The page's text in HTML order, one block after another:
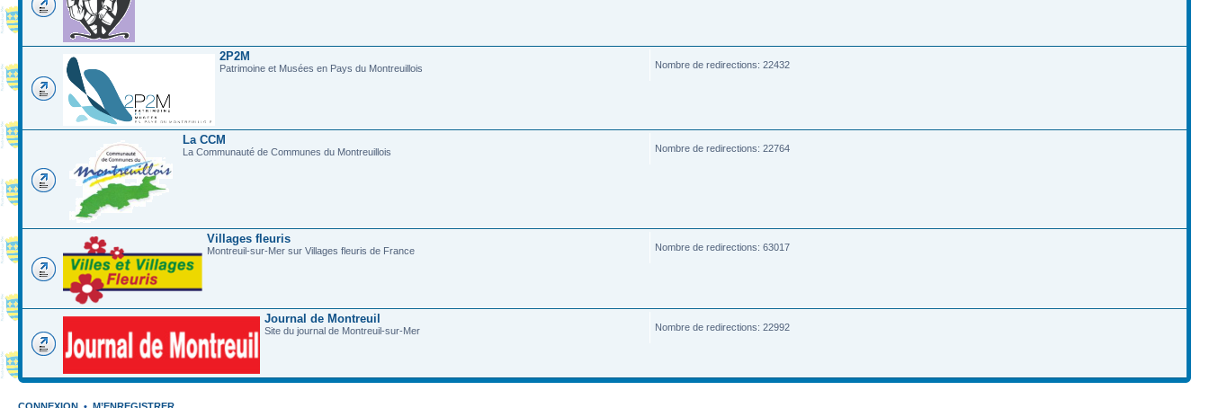
2P2M
Patrimoine et Musées en Pays du Montreuillois Nombre de redirections: 22432
La CCM
La Communauté de Communes du Montreuillois Nombre de redirections: 22764
Villages fleuris
Montreuil-sur-Mer sur Villages fleuris de France Nombre de redirections: 63017
Journal de Montreuil
Site du journal de Montreuil-sur-Mer Nombre de redirections: 22992